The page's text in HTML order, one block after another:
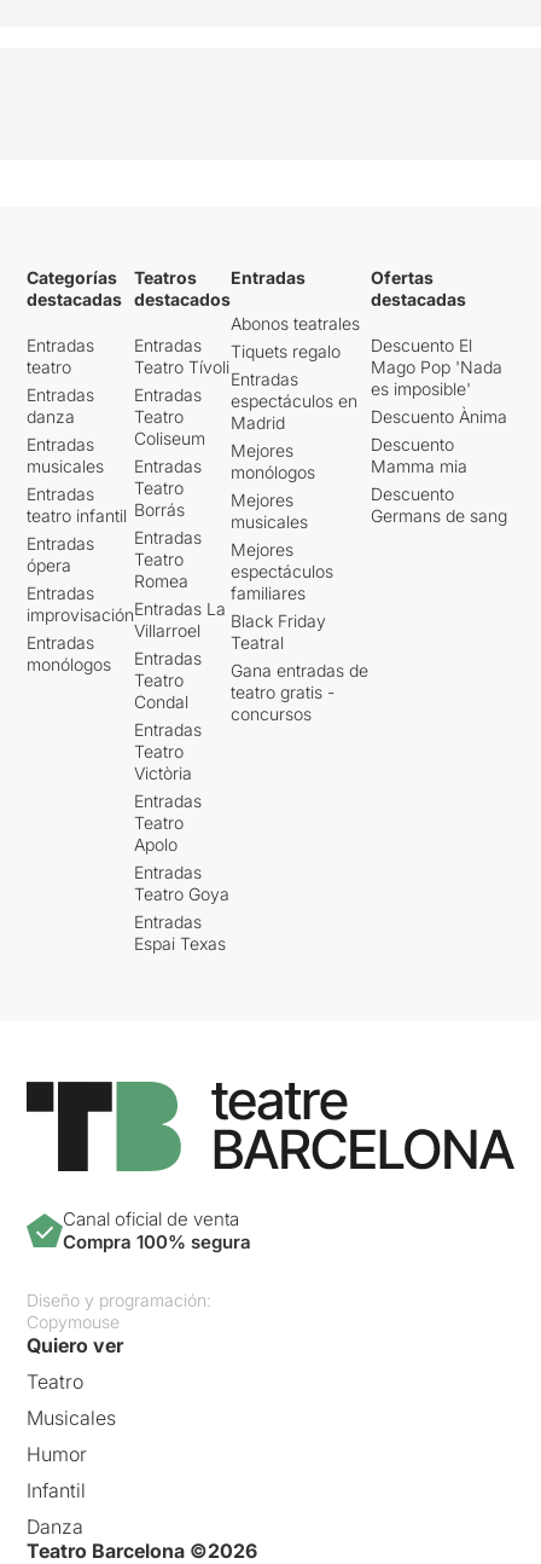
Categorías
destacadas
Entradas
teatro
Entradas
danza
Entradas
musicales
Entradas
teatro infantil
Entradas
ópera
Entradas
improvisación
Entradas
monólogos
Teatros
destacados
Entradas
Teatro Tívoli
Entradas
Teatro
Coliseum
Entradas
Teatro
Borrás
Entradas
Teatro
Romea
Entradas La
Villarroel
Entradas
Teatro
Condal
Entradas
Teatro
Victòria
Entradas
Teatro
Apolo
Entradas
Teatro Goya
Entradas
Espai Texas
Entradas
Abonos teatrales
Tiquets regalo
Entradas
espectáculos en
Madrid
Mejores
monólogos
Mejores
musicales
Mejores
espectáculos
familiares
Black Friday
Teatral
Gana entradas de
teatro gratis -
concursos
Ofertas
destacadas
Descuento El
Mago Pop 'Nada
es imposible'
Descuento Ànima
Descuento
Mamma mia
Descuento
Germans de sang
Canal oficial de venta
Compra 100% segura
Diseño y programación:
Copymouse
Quiero ver
Teatro
Musicales
Humor
Infantil
Danza
Teatro Barcelona ©2026